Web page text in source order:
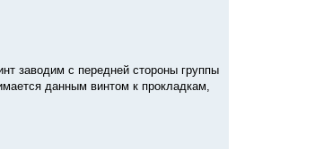
заводим с передней стороны группы
данным винтом к прокладкам,